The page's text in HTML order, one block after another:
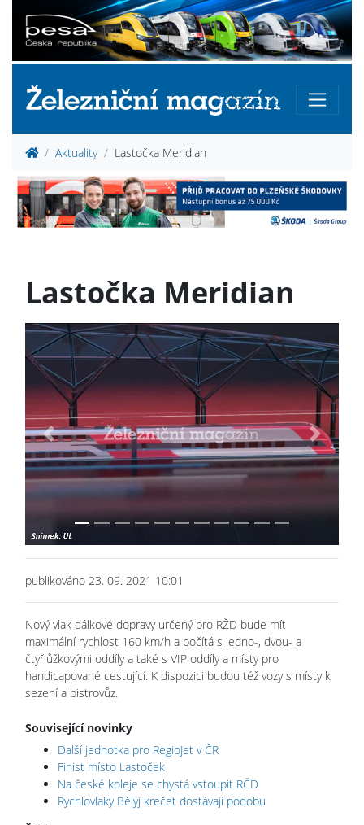
Aktuality Lastočka Meridian
Lastočka Meridian
Previous Next
publikováno 23. 09. 2021 10:01
Nový vlak dálkové dopravy určený pro RŽD bude mít
maximální rychlost 160 km/h a počítá s jedno-, dvou- a
čtyřlůžkovými oddíly a také s VIP oddíly a místy pro
handicapované cestující. K dispozici budou též vozy s místy k
sezení a bistrovůz.
Související novinky
Další jednotka pro RegioJet v ČR
Finist místo Lastoček
Na české koleje se chystá vstoupit RČD
Rychlovlaky Bělyj krečet dostávají podobu